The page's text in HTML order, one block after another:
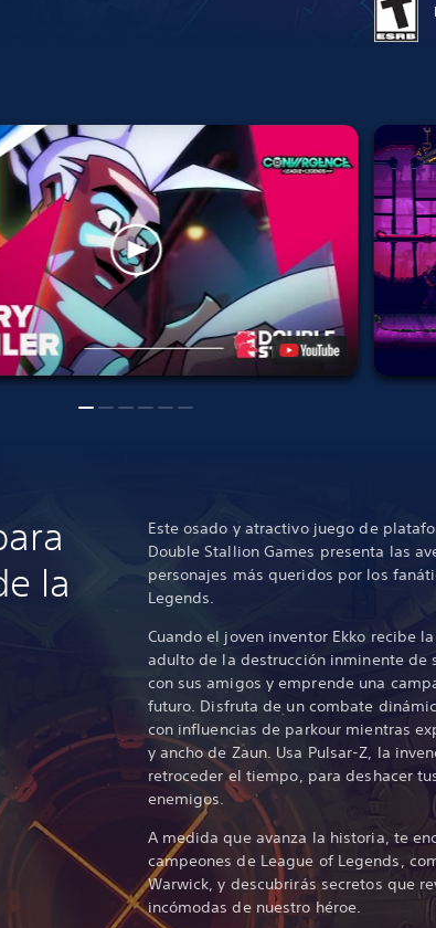
la
Este osado y atractivo juego de
Double Stallion Games presenta las
personajes más queridos por los
Legends.
Cuando el joven inventor Ekko recibe
adulto de la destrucción inminente de
con sus amigos y emprende una
futuro. Disfruta de un combate
con influencias de parkour mientras
y ancho de Zaun. Usa Pulsar-Z, la
retroceder el tiempo, para deshacer
enemigos.
A medida que avanza la historia, te
campeones de League of Legends,
Warwick, y descubrirás secretos que
incómodas de nuestro héroe.